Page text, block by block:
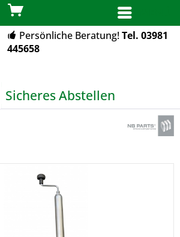
Persönliche Beratung!Tel. 03981
445658
Sicheres Abstellen